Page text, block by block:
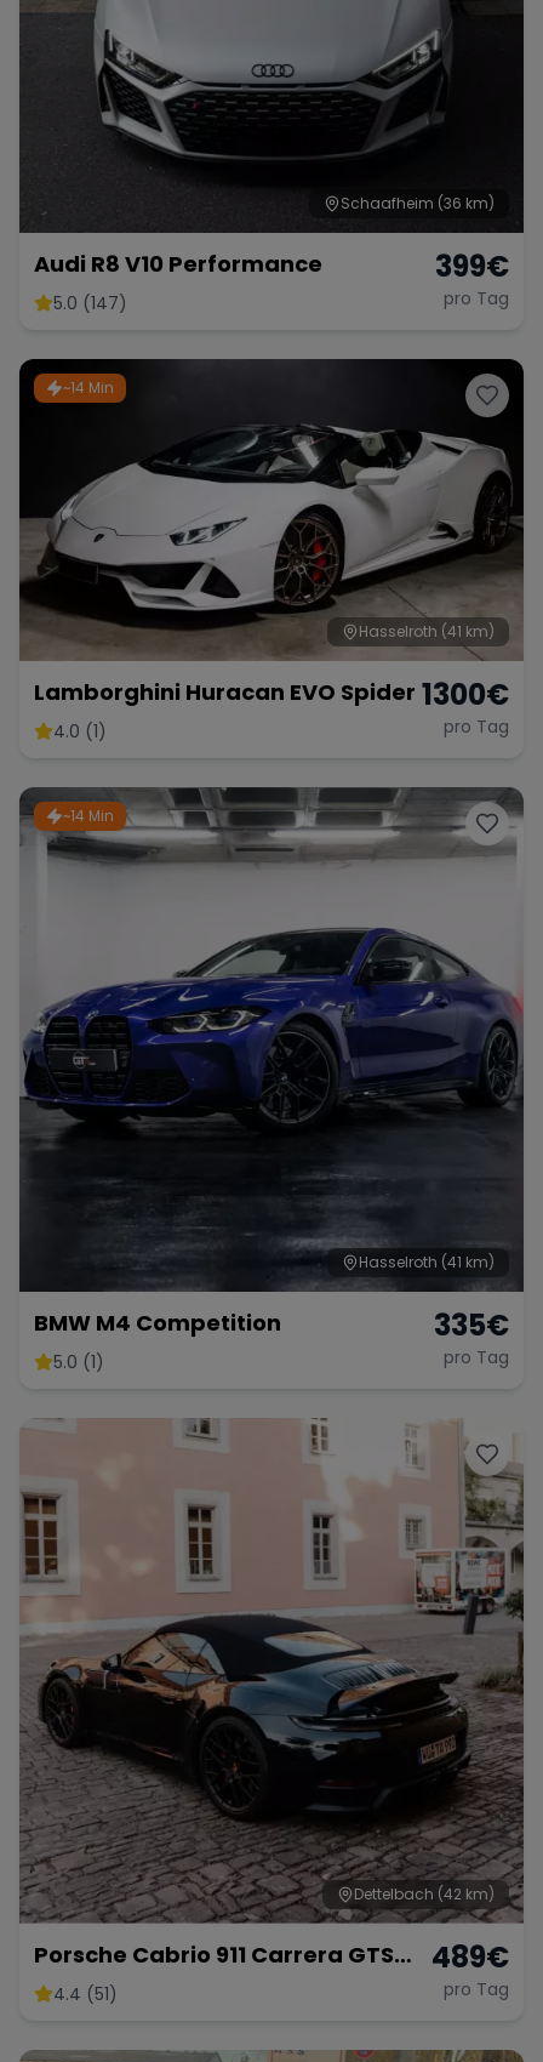
Schaafheim (36 km)
Audi R8 V10 Performance
5.0 (147)
399€
pro Tag
~14 Min
Hasselroth (41 km)
Lamborghini Huracan EVO Spider
4.0 (1)
1300€
pro Tag
~14 Min
Hasselroth (41 km)
BMW M4 Competition
5.0 (1)
335€
pro Tag
Dettelbach (42 km)
Porsche Cabrio 911 Carrera GTS
mieten
4.4 (51)
489€
pro Tag